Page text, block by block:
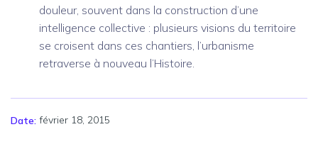
douleur, souvent dans la construction d’une
intelligence collective : plusieurs visions du territoire
se croisent dans ces chantiers, l’urbanisme
retraverse à nouveau l’Histoire.
Date: février 18, 2015